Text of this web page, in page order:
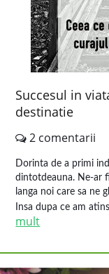
Succesul in
destinatie
2 comentarii
Dorinta de a primi
dintotdeauna. Ne-ar
langa noi care sa ne
Insa dupa ce am
mult